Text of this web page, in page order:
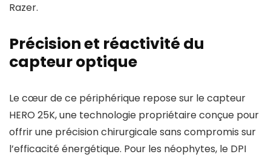
Razer.
Précision et réactivité du
capteur optique
Le cœur de ce périphérique repose sur le capteur
HERO 25K, une technologie propriétaire conçue pour
offrir une précision chirurgicale sans compromis sur
l’efficacité énergétique. Pour les néophytes, le DPI